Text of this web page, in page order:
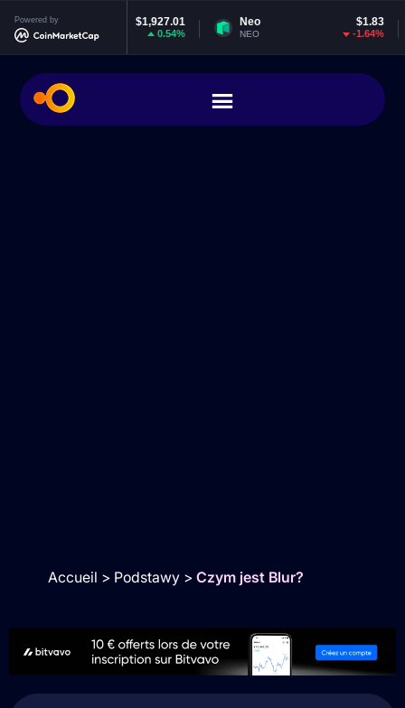
Powered by
0.54%
Neo
NEO
EOS
EOS
Accueil > Podstawy> Czym jest Blur?